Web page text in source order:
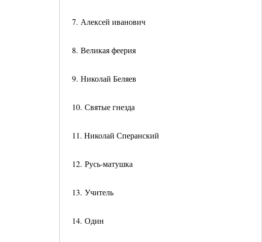
7. Алексей иванович
8. Великая феерия
9. Николай Беляев
10. Святые гнезда
11. Николай Сперанский
12. Русь-матушка
13. Учитель
14. Один